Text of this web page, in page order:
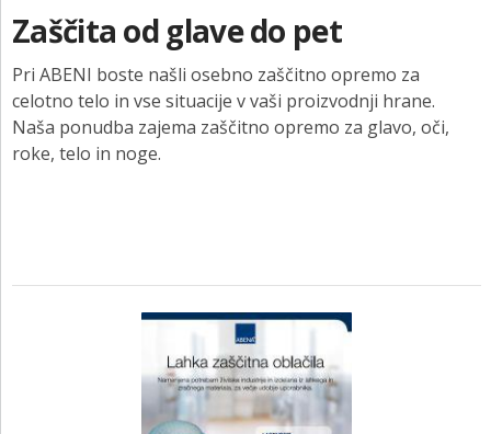
Zaščita od glave do pet
Pri ABENI boste našli osebno zaščitno opremo za
celotno telo in vse situacije v vaši proizvodnji hrane.
Naša ponudba zajema zaščitno opremo za glavo, oči,
roke, telo in noge.